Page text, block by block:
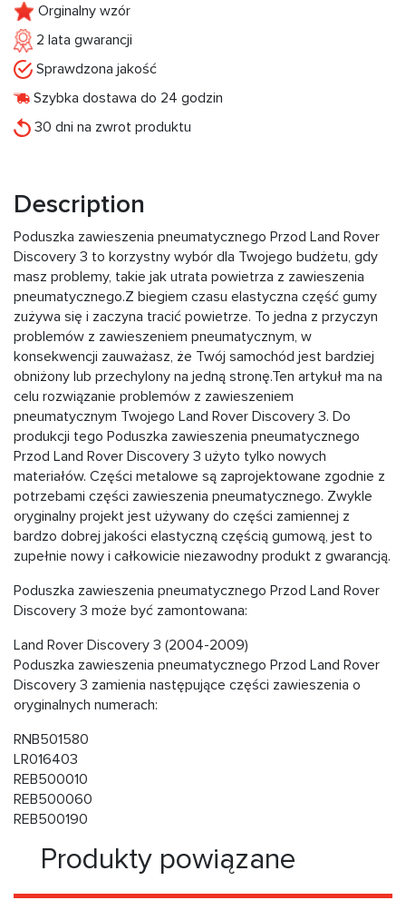
Orginalny wzór
2 lata gwarancji
Sprawdzona jakość
Szybka dostawa do 24 godzin
30 dni na zwrot produktu
Description
Poduszka zawieszenia pneumatycznego Przod Land Rover
Discovery 3 to korzystny wybór dla Twojego budżetu, gdy
masz problemy, takie jak utrata powietrza z zawieszenia
pneumatycznego.Z biegiem czasu elastyczna część gumy
zużywa się i zaczyna tracić powietrze. To jedna z przyczyn
problemów z zawieszeniem pneumatycznym, w
konsekwencji zauważasz, że Twój samochód jest bardziej
obniżony lub przechylony na jedną stronę.Ten artykuł ma na
celu rozwiązanie problemów z zawieszeniem
pneumatycznym Twojego Land Rover Discovery 3. Do
produkcji tego Poduszka zawieszenia pneumatycznego
Przod Land Rover Discovery 3 użyto tylko nowych
materiałów. Części metalowe są zaprojektowane zgodnie z
potrzebami części zawieszenia pneumatycznego. Zwykle
oryginalny projekt jest używany do części zamiennej z
bardzo dobrej jakości elastyczną częścią gumową, jest to
zupełnie nowy i całkowicie niezawodny produkt z gwarancją.
Poduszka zawieszenia pneumatycznego Przod Land Rover
Discovery 3 może być zamontowana:
Land Rover Discovery 3 (2004-2009)
Poduszka zawieszenia pneumatycznego Przod Land Rover
Discovery 3 zamienia następujące części zawieszenia o
oryginalnych numerach:
RNB501580
LR016403
REB500010
REB500060
REB500190
Produkty powiązane